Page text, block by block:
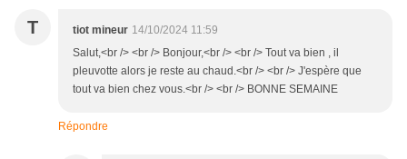
T tiot mineur 14/10/2024 11:59
Salut,<br /> <br /> Bonjour,<br /> <br /> Tout va bien , il
pleuvotte alors je reste au chaud.<br /> <br /> J'espère que
tout va bien chez vous.<br /> <br /> BONNE SEMAINE
Répondre